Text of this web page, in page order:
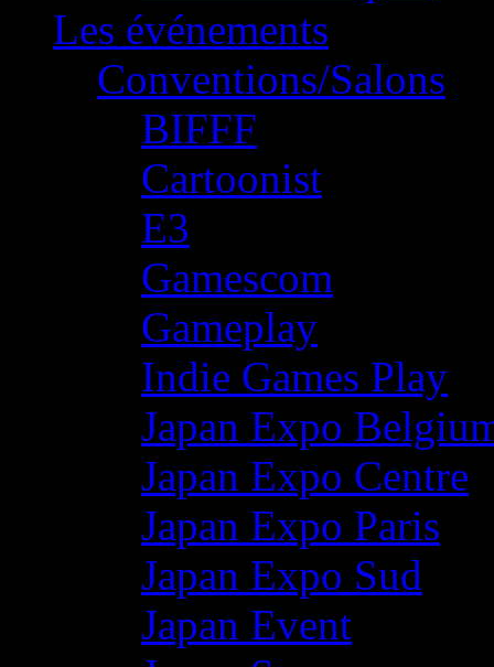
Les événements
Conventions/Salons
BIFFF
Cartoonist
E3
Gamescom
Gameplay
Indie Games Play
Japan Expo
Japan Expo Centre
Japan Expo Paris
Japan Expo Sud
Japan Event